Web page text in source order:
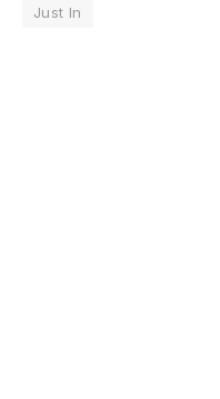
Just In